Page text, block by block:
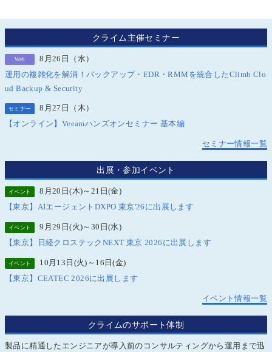
クライム主催セミナー
Web
8月26日（水）
運用の複雑化を解消！バックアップ・EDR・RMMを統合したClimb Clo
ud Backup & Security
セミナー
8月27日（木）
【オンライン】Veeamハンズオンセミナー 基本編
セミナー情報一覧
出展・参加イベント
イベント
8月20日(木)～21日(金)
【東京】AIエージェントDXPO 東京'26に出展します
イベント
9月29日(火)～30日(水)
【東京】日経クロステックNEXT 東京 2026に出展します
イベント
10月13日(火)～16日(金)
【東京】CEATEC 2026に出展します
イベント情報一覧
クライムのサポート体制
製品に精通したエンジニアが導入前のコンサルティングから運用まで迅